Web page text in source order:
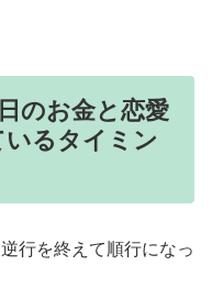
のお金と恋愛
るタイミン
行を終えて順行になっ